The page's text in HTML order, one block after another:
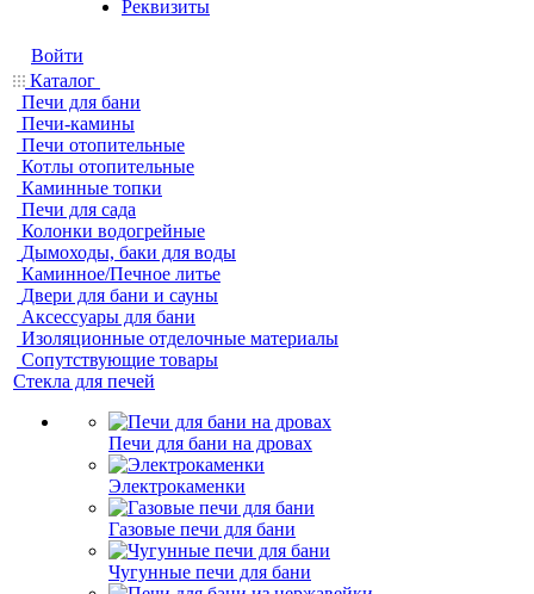
Реквизиты
Войти
Каталог
Печи для бани
Печи-камины
Печи отопительные
Котлы отопительные
Каминные топки
Печи для сада
Колонки водогрейные
Дымоходы, баки для воды
Каминное/Печное литье
Двери для бани и сауны
Аксессуары для бани
Изоляционные отделочные материалы
Сопутствующие товары
Стекла для печей
Печи для бани на дровах
Электрокаменки
Газовые печи для бани
Чугунные печи для бани